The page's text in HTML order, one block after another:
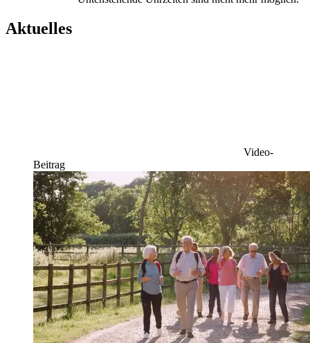
Aktuelles
Video-
Beitrag